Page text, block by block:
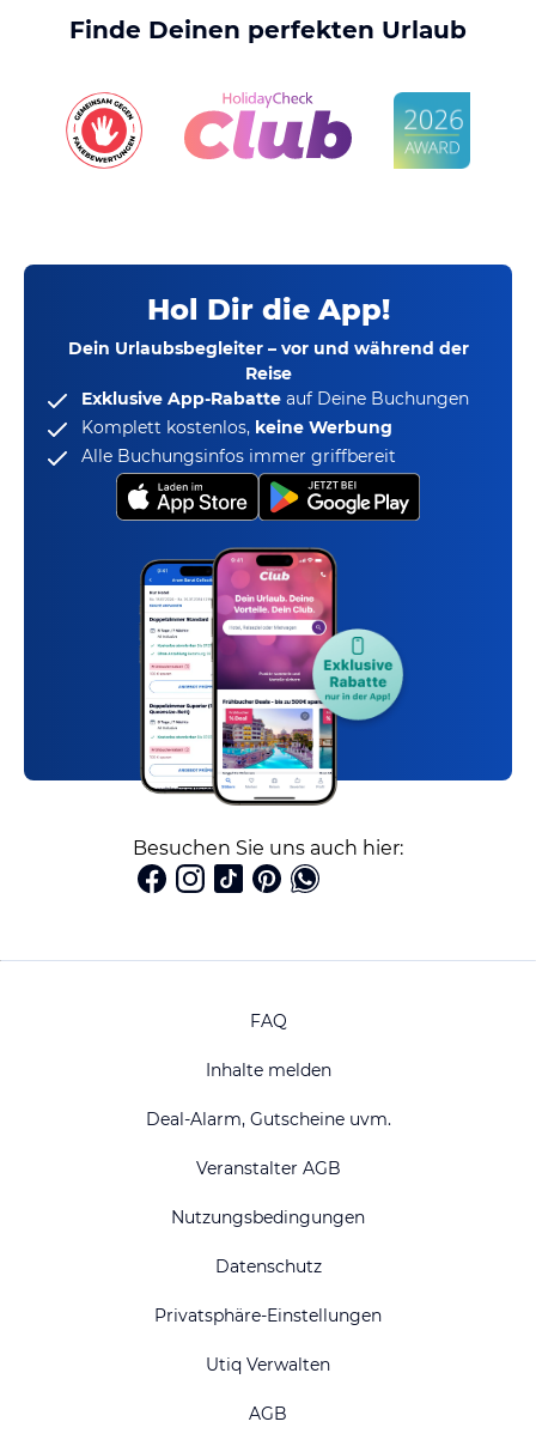
Finde Deinen perfekten Urlaub
Hol Dir die App!
Dein Urlaubsbegleiter – vor und während der
Reise
Exklusive App-Rabatte auf Deine Buchungen
Komplett kostenlos, keine Werbung
Alle Buchungsinfos immer griffbereit
Besuchen Sie uns auch hier:
FAQ
Inhalte melden
Deal-Alarm, Gutscheine uvm.
Veranstalter AGB
Nutzungsbedingungen
Datenschutz
Privatsphäre-Einstellungen
Utiq Verwalten
AGB